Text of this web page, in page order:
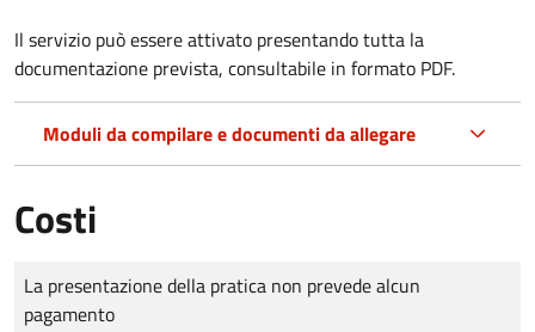
Il servizio può essere attivato presentando tutta la
documentazione prevista, consultabile in formato PDF.
Moduli da compilare e documenti da allegare
Costi
Tipo di pagamento
Importo
La presentazione della pratica non prevede alcun
pagamento